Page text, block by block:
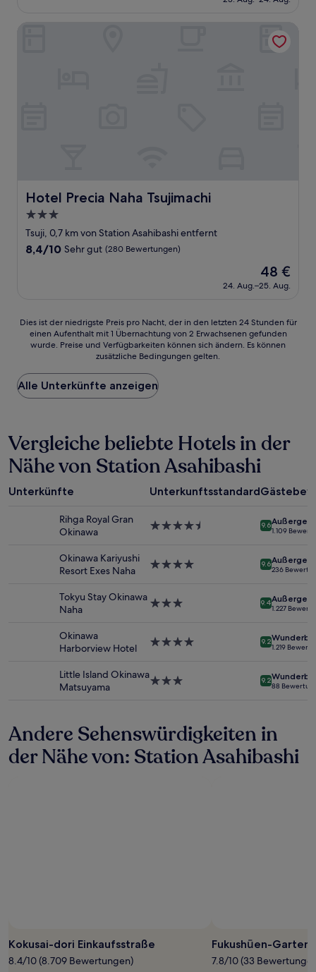
(1.000
beträgt
Hotel Precia Naha Tsujimachi
Hotel Precia Naha Tsujimachi
3.0-
Sterne-
Unterkunft
Tsuji, 0,7 km von Station Asahibashi entfernt
8.4
Bewertungen)
8,4/10 Sehr gut (280 Bewertungen)
Der
Preis
beträgt
48 €
24. Aug.–25. Aug.
Dies
der
Preis
pro
Nacht,
den
letzten
24 Stunden
für
einen
1 Übernachtung
gefunden
Verfügbarkeiten
zusätzliche
Dies ist der niedrigste Preis pro Nacht, der in den letzten 24 Stunden für
einen Aufenthalt mit 1 Übernachtung von 2 Erwachsenen gefunden
wurde. Preise und Verfügbarkeiten können sich ändern. Es können
zusätzliche Bedingungen gelten.
Alle Unterkünfte anzeigen
Vergleiche beliebte Hotels in der
Nähe von Station Asahibashi
Unterkünfte Unterkunftsstandard
Rihga Royal Gran
Okinawa
4.5-
9.6
1.109
Okinawa Kariyushi
Resort Exes Naha
4.0-
9.6
236
Tokyu Stay Okinawa
Naha
3.0-
9.4
1.227
Okinawa
Harborview Hotel
4.0-
9.2
1.219
Little Island Okinawa
Matsuyama
3.0-
9.2
88
Andere Sehenswürdigkeiten in
der Nähe von: Station Asahibashi
Kokusai-dori Einkaufsstraße
8.4/10 (8.709 Bewertungen)
Fukushūen-Garten
7.8/10 (33